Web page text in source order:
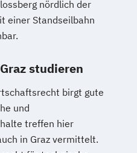
nördlich der
einer Standseilbahn
studieren
birgt gute
und
treffen hier
in Graz vermittelt.